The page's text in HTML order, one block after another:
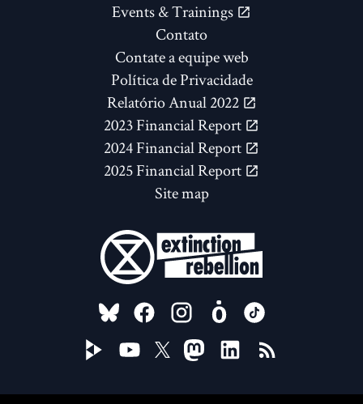
Events & Trainings
Contato
Contate a equipe web
Política de Privacidade
Relatório Anual 2022
2023 Financial Report
2024 Financial Report
2025 Financial Report
Site map
FOLLOW US ON